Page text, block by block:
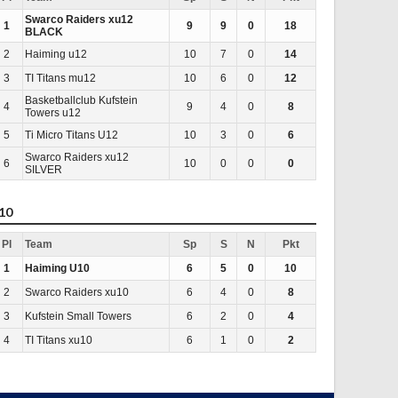
1
Swarco Raiders xu12
BLACK
9 9 0 18
2 Haiming u12 10 7 0
14
3
TI Titans mu12 10 6 0 12
4
Basketballclub Kufstein
Towers u12
9 4 0 8
5 Ti Micro Titans U12 10 3 0 6
6
Swarco Raiders xu12
SILVER
10 0 0 0
Pl Team Sp S N
Pkt
1
Haiming U10 6 5 0
10
2
Swarco Raiders xu10 6 4 0
8
3
Kufstein Small Towers 6 2 0
4
4
TI Titans xu10 6 1 0 2